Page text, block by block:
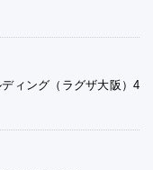
ィング（ラグザ大阪）4